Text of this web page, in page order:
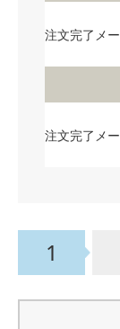
注文完了メ
注文完了メ
1